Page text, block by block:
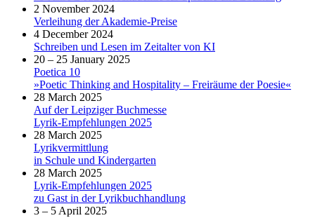
2 November 2024
Verleihung der Akademie-Preise
4 December 2024
Schreiben und Lesen im Zeitalter von KI
20 – 25 January 2025
Poetica 10
»Poetic Thinking and Hospitality – Freiräume der Poesie«
28 March 2025
Auf der Leipziger Buchmesse
Lyrik-Empfehlungen 2025
28 March 2025
Lyrikvermittlung
in Schule und Kindergarten
28 March 2025
Lyrik-Empfehlungen 2025
zu Gast in der Lyrikbuchhandlung
3 – 5 April 2025